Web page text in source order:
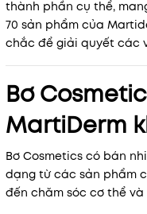
thành phần cụ thể,
70 sản phẩm của
chắc để giải quyết các
Bơ
MartiDerm
Bơ Cosmetics có bán
dạng từ các sản phẩm
đến chăm sóc cơ thể